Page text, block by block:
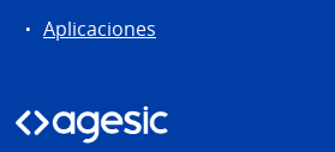
Aplicaciones